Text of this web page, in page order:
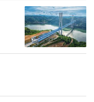
灌溉效益的100余
先河，对后世引
溉工程遗产名
遗产。